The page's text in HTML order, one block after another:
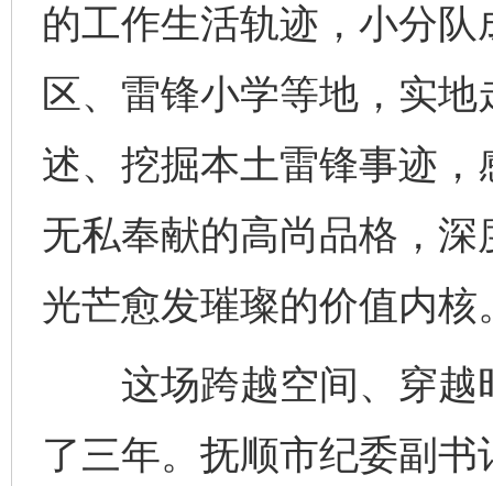
的工作生活轨迹，小分
区、雷锋小学等地，实
述、挖掘本土雷锋事迹
无私奉献的高尚品格，
光芒愈发璀璨的价值内核
这场跨越空间、穿越
了三年。抚顺市纪委副